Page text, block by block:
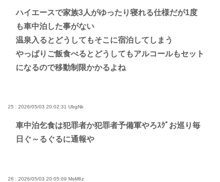
ハイエースで家族3人がゆったり寝れる仕様だが1度
も車中泊した事がない
温泉入るとどうしてもそこに宿泊してしまう
やっぱりご飯食べるとどうしてもアルコールもセット
になるので移動制限かかるよね
25 : 2026/05/03 20:02:31 UbgNk
車中泊乞食は犯罪者か犯罪者予備軍やろｽｸﾞお巡り毎
日ぐ～るぐるに通報や
26 : 2026/05/03 20:05:09 MsM6z